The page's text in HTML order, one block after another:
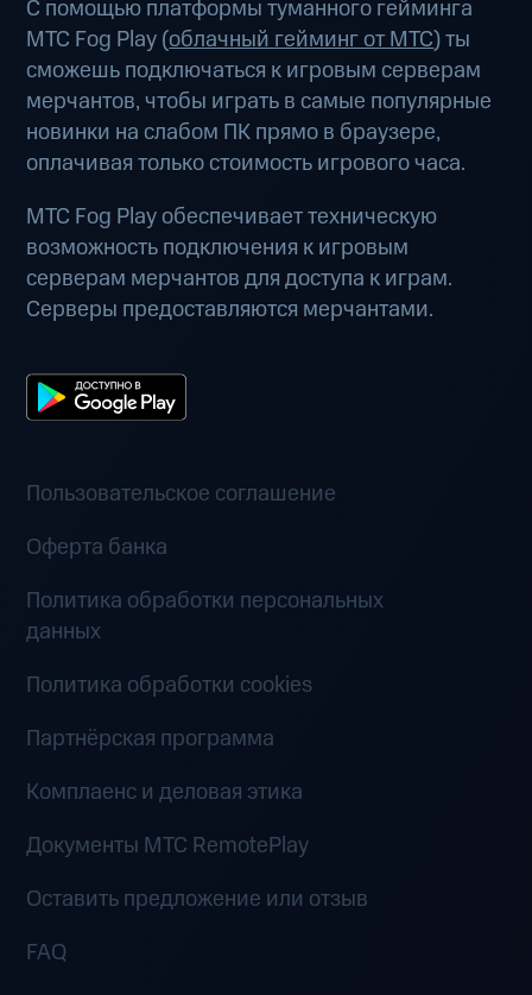
С помощью платформы туманного гейминга
МТС Fog Play (облачный гейминг от МТС) ты
сможешь подключаться к игровым серверам
мерчантов, чтобы играть в самые популярные
новинки на слабом ПК прямо в браузере,
оплачивая только стоимость игрового часа.
МТС Fog Play обеспечивает техническую
возможность подключения к игровым
серверам мерчантов для доступа к играм.
Серверы предоставляются мерчантами.
Пользовательское соглашение
Оферта банка
Политика обработки персональных
данных
Политика обработки cookies
Партнёрская программа
Комплаенс и деловая этика
Документы MTC RemotePlay
Оставить предложение или отзыв
FAQ